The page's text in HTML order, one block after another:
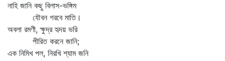
নাহি জানি কছু বিলাস-ভঙ্গিম
যৌবন গরবে মাতি।
অবলা রমণী, ক্ষুদ্র হৃদয় ভরি
পীরিত করনে জানি;
এক নিমিখ পল, নিরখি শ্যাম জনি